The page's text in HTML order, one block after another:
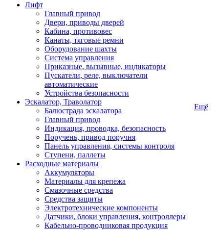
Лифт
Главный привод
Двери, приводы дверей
Кабина, противовес
Канаты, тяговые ремни
Оборудование шахты
Система управления
Приказные, вызывные, индикаторы
Пускатели, реле, выключатели
автоматические
Устройства безопасности
Эскалатор, Траволатор
Балюстрада эскалатора
Главный привод
Индикация, проводка, безопасность
Поручень, привод поручня
Панель управления, системы контроля
Ступени, паллеты
Расходные материалы
Аккумуляторы
Материалы для крепежа
Смазочные средства
Средства защиты
Электротехнические компоненты
Датчики, блоки управления, контроллеры
Кабельно-проводниковая продукция
Ещё